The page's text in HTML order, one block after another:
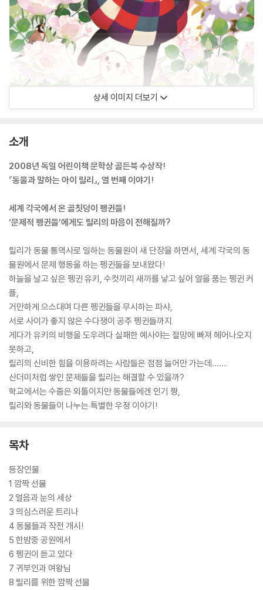
상세 이미지 더보기
소개
2008년 독일 어린이책 문학상 골든북 수상작!
『동물과 말하는 아이 릴리』, 열 번째 이야기!
세계 각국에서 온 골칫덩이 펭귄들!
‘문제적 펭귄들’에게도 릴리의 마음이 전해질까?
릴리가 동물 통역사로 일하는 동물원이 새 단장을 하면서, 세계 각국의 동
물원에서 문제 행동을 하는 펭귄들을 보내왔다!
하늘을 날고 싶은 펭귄 유키, 수컷끼리 새끼를 낳고 싶어 알을 품는 펭귄 커
플,
거만하게 으스대며 다른 펭귄들을 무시하는 파샤,
서로 사이가 좋지 않은 수다쟁이 공주 펭귄들까지.
게다가 유키의 비행을 도우려다 실패한 예사야는 절망에 빠져 헤어나오지
못하고,
릴리의 신비한 힘을 이용하려는 사람들은 점점 늘어만 가는데…….
산더미처럼 쌓인 문제들을 릴리는 해결할 수 있을까?
학교에서는 수줍은 외톨이지만 동물들에겐 인기 짱,
릴리와 동물들이 나누는 특별한 우정 이야기!
목차
등장인물
1 깜짝 선물
2 얼음과 눈의 세상
3 의심스러운 트리나
4 동물들과 작전 개시!
5 한밤중 공원에서
6 펭귄이 듣고 있다
7 귀부인과 여왕님
8 릴리를 위한 깜짝 선물